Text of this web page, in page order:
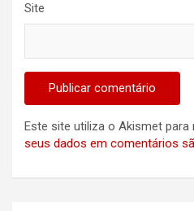
Site
Este site utiliza o Akismet para
seus dados em comentários